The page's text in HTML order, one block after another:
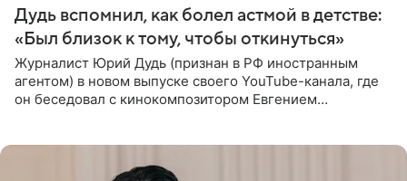
Дудь вспомнил, как болел астмой в детстве:
«Был близок к тому, чтобы откинуться»
Журналист Юрий Дудь (признан в РФ иностранным
агентом) в новом выпуске своего YouTube-канала, где
он беседовал с кинокомпозитором Евгением